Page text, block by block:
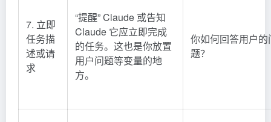
7. 立即
任务描
述或请
求
“提醒” Claude 或告知
Claude 它应立即完成
的任务。这也是你放置
用户问题等变量的地
方。
你如何回答用户的
题？